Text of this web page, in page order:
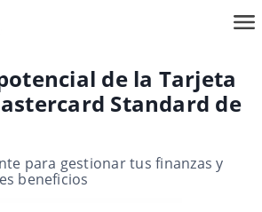
de la Tarjeta
Standard de
para gestionar tus finanzas y
beneficios